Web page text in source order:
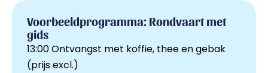
Voorbeeldprogramma: Rondvaart met
gids
13:00 Ontvangst met koffie, thee en gebak
(prijs excl.)